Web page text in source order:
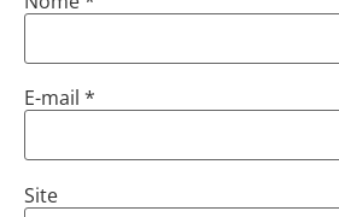
E-mail *
Site